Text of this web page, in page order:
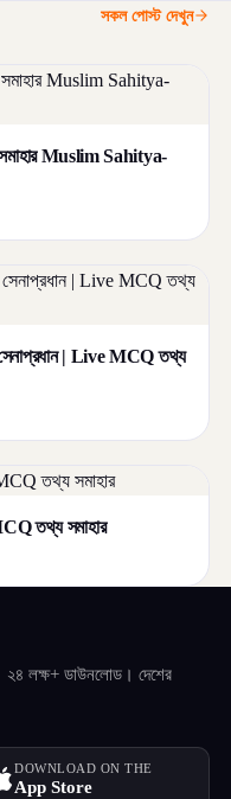
সকল পোস্ট দেখুন
Muslim Sahitya-
সেনাপ্রধান | Live MCQ তথ্য
তথ্য সমাহার
২৪ লক্ষ+ ডাউনলোড। দেশের
DOWNLOAD ON THE
App Store